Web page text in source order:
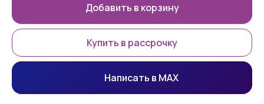
Добавить в корзину
Купить в рассрочку
Написать в MAX